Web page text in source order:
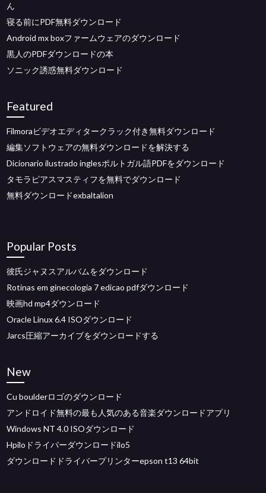
ん
寝る前にPDF無料ダウンロード
Android mx boxファームウェアのダウンロード
黒人のPDFダウンロードの本
ソニック誘惑無料ダウンロード
Featured
Filmoraビデオエディタークラック付き無料ダウンロード
編集ソフトウェアの無料ダウンロードを解決する
Dicionario ilustrado inglesポルトガル語PDFをダウンロード
タモラピアスマスティフを無料でダウンロード
無料ダウンロードexbaltalion
Popular Posts
彼氏ジャヌスアルバムをダウンロード
Rotinas em ginecologia 7 edicao pdfダウンロード
映画hd mp4ダウンロード
Oracle Linux 6.4 ISOダウンロード
Jarcs圧縮アーカイブをダウンロードする
New
Cu boulderロゴのダウンロード
アンドロイド無料の最も人気のある音楽ダウンロードアプリ
Windows NT 4.0 ISOダウンロード
Hpiloドライバーダウンロードilo5
ダウンロードドライバープリンターepson t13 64bit